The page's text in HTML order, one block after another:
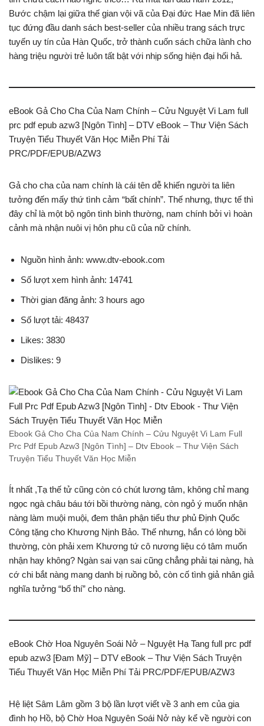
Bước chậm lại giữa thế gian vội vã của Đại đức Hae Min đã liên
tục đứng đầu danh sách best-seller của nhiều trang sách trực
tuyến uy tín của Hàn Quốc, trở thành cuốn sách chữa lành cho
hàng triệu người trẻ luôn tất bật với nhịp sống hiện đại hối hả.
eBook Gả Cho Cha Của Nam Chính – Cửu Nguyệt Vi Lam full
prc pdf epub azw3 [Ngôn Tình] – DTV eBook – Thư Viện Sách
Truyện Tiểu Thuyết Văn Học Miễn Phí Tải
PRC/PDF/EPUB/AZW3
Gả cho cha của nam chính là cái tên dễ khiến người ta liên
tưởng đến mấy thứ tình cảm “bất chính”. Thế nhưng, thực tế thì
đây chỉ là một bộ ngôn tình bình thường, nam chính bởi vì hoàn
cảnh mà nhận nuôi vị hôn phu cũ của nữ chính.
Nguồn hình ảnh: www.dtv-ebook.com
Số lượt xem hình ảnh: 14741
Thời gian đăng ảnh: 3 hours ago
Số lượt tải: 48437
Likes: 3830
Dislikes: 9
Ebook Gả Cho Cha Của Nam Chính – Cửu Nguyệt Vi Lam Full
Prc Pdf Epub Azw3 [Ngôn Tình] – Dtv Ebook – Thư Viện Sách
Truyện Tiểu Thuyết Văn Học Miễn
Ít nhất ,Tạ thế tử cũng còn có chút lương tâm, không chỉ mang
ngọc ngà châu báu tới bồi thường nàng, còn ngỏ ý muốn nhận
nàng làm muội muội, đem thân phận tiểu thư phủ Định Quốc
Công tặng cho Khương Nịnh Bảo. Thế nhưng, hắn có lòng bồi
thường, còn phải xem Khương tứ cô nương liệu có tâm muốn
nhận hay không? Ngàn sai vạn sai cũng chẳng phải tại nàng, hà
cớ chi bắt nàng mang danh bị ruồng bỏ, còn cố tình giả nhân giả
nghĩa tưởng “bố thí” cho nàng.
eBook Chờ Hoa Nguyên Soái Nở – Nguyệt Hạ Tang full prc pdf
epub azw3 [Đam Mỹ] – DTV eBook – Thư Viện Sách Truyện
Tiểu Thuyết Văn Học Miễn Phí Tải PRC/PDF/EPUB/AZW3
Hệ liệt Sâm Lâm gồm 3 bộ lần lượt viết về 3 anh em của gia
đình họ Hồ, bộ Chờ Hoa Nguyên Soái Nở này kể về người con